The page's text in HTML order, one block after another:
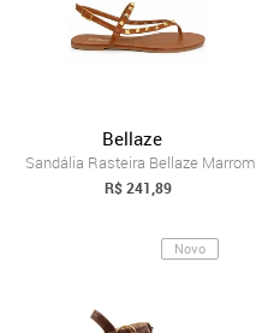
Bellaze
Sandália Rasteira Bellaze Marrom
R$ 241,89
Novo